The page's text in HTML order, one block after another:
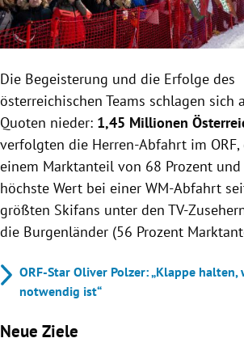
Die Begeisterung und die Erfolge des
österreichischen Teams schlagen sich
Quoten nieder: 1,45 Millionen
verfolgten die Herren-Abfahrt im
einem Marktanteil von 68 Prozent
höchste Wert bei einer WM-Abfahrt
größten Skifans unter den TV-
die Burgenländer (56 Prozent
ORF-Star Oliver Polzer: „Klappe halten,
notwendig ist“
Neue Ziele